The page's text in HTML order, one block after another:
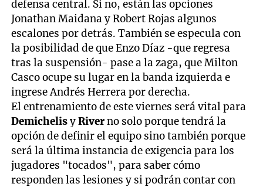
defensa central. Si no, están las opciones
Jonathan Maidana y Robert Rojas algunos
escalones por detrás. También se especula con
la posibilidad de que Enzo Díaz -que regresa
tras la suspensión- pase a la zaga, que Milton
Casco ocupe su lugar en la banda izquierda e
ingrese Andrés Herrera por derecha.
El entrenamiento de este viernes será vital para
DemichelisyRiverno solo porque tendrá la
opción de definir el equipo sino también porque
será la última instancia de exigencia para los
jugadores "tocados", para saber cómo
responden las lesiones y si podrán contar con